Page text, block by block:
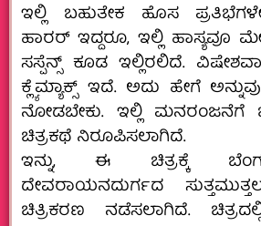
ಇಲ್ಲಿ ಬಹುತೇಕ ಹೊಸ
ಹಾರರ್‌ ಇದ್ದರೂ, ಇಲ್ಲಿ ಹಾಸ್ಯವೂ
ಸಸ್ಪೆನ್ಸ್ ಕೂಡ ಇಲ್ಲಿರಲಿದೆ.
ಕ್ಲ್ಯೆಮ್ಯಾಕ್ಸ್‌ ಇದೆ. ಅದು ಹೇಗೆ
ನೋಡಬೇಕು. ಇಲ್ಲಿ ಮನರಂಜನೆಗೆ
ಚಿತ್ರಕಥೆ ನಿರೂಪಿಸಲಾಗಿದೆ.
ಇನ್ನು, ಈ ಚಿತ್ರಕ್ಕೆ
ದೇವರಾಯನದುರ್ಗದ
ಚಿತ್ರಿಕರಣ ನಡೆಸಲಾಗಿದೆ.